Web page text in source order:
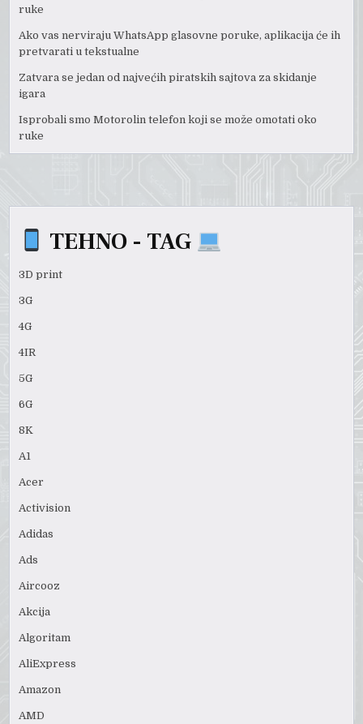
ruke
Ako vas nerviraju WhatsApp glasovne poruke, aplikacija će ih
pretvarati u tekstualne
Zatvara se jedan od najvećih piratskih sajtova za skidanje
igara
Isprobali smo Motorolin telefon koji se može omotati oko
ruke
TEHNO - TAG
3D print
3G
4G
4IR
5G
6G
8K
A1
Acer
Activision
Adidas
Ads
Aircooz
Akcija
Algoritam
AliExpress
Amazon
AMD